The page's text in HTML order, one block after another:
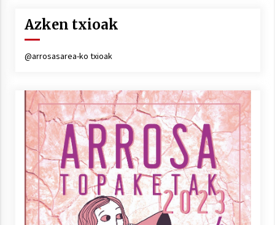
Azken txioak
@arrosasarea-ko txioak